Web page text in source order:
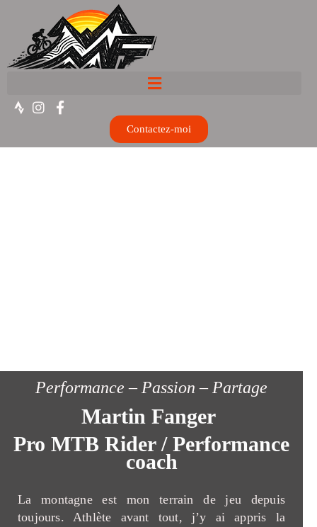
Contactez-moi
Performance – Passion – Partage
Martin Fanger
Pro MTB Rider / Performance
coach
La montagne est mon terrain de jeu depuis
toujours. Athlète avant tout, j’y ai appris la